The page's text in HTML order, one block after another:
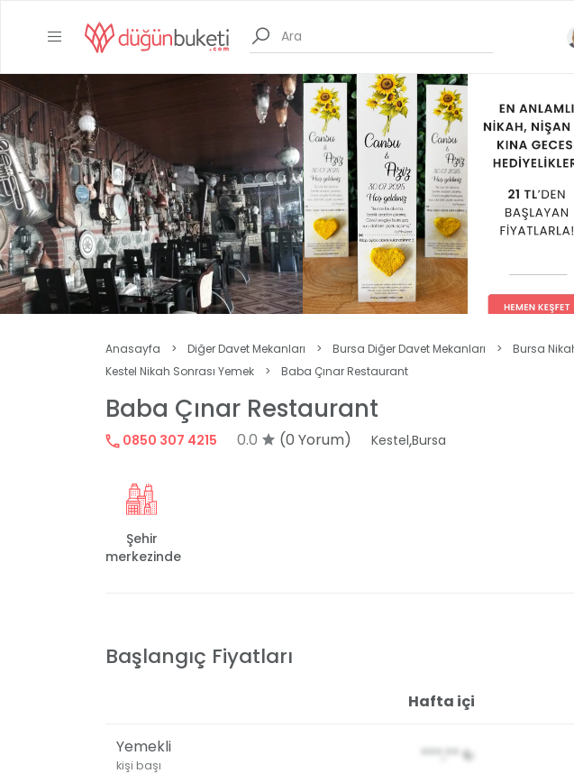
Anasayfa > Diğer Davet Mekanları > Bursa Diğer Davet Mekanları > Bursa
Kestel Nikah Sonrası Yemek
> Baba Çınar Restaurant
Baba Çınar Restaurant
0850 307 4215 0.0 (0 Yorum) Kestel,Bursa
Şehir
merkezinde
Başlangıç Fiyatları
Hafta içi
Yemekli
kişi başı
***,** ₺